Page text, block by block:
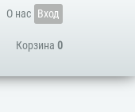
О нас Вход
Корзина 0